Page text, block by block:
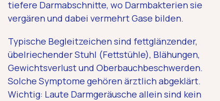
tiefere Darmabschnitte, wo Darmbakterien sie
vergären und dabei vermehrt Gase bilden.
Typische Begleitzeichen sind fettglänzender,
übelriechender Stuhl (Fettstühle), Blähungen,
Gewichtsverlust und Oberbauchbeschwerden.
Solche Symptome gehören ärztlich abgeklärt.
Wichtig: Laute Darmgeräusche allein sind kein